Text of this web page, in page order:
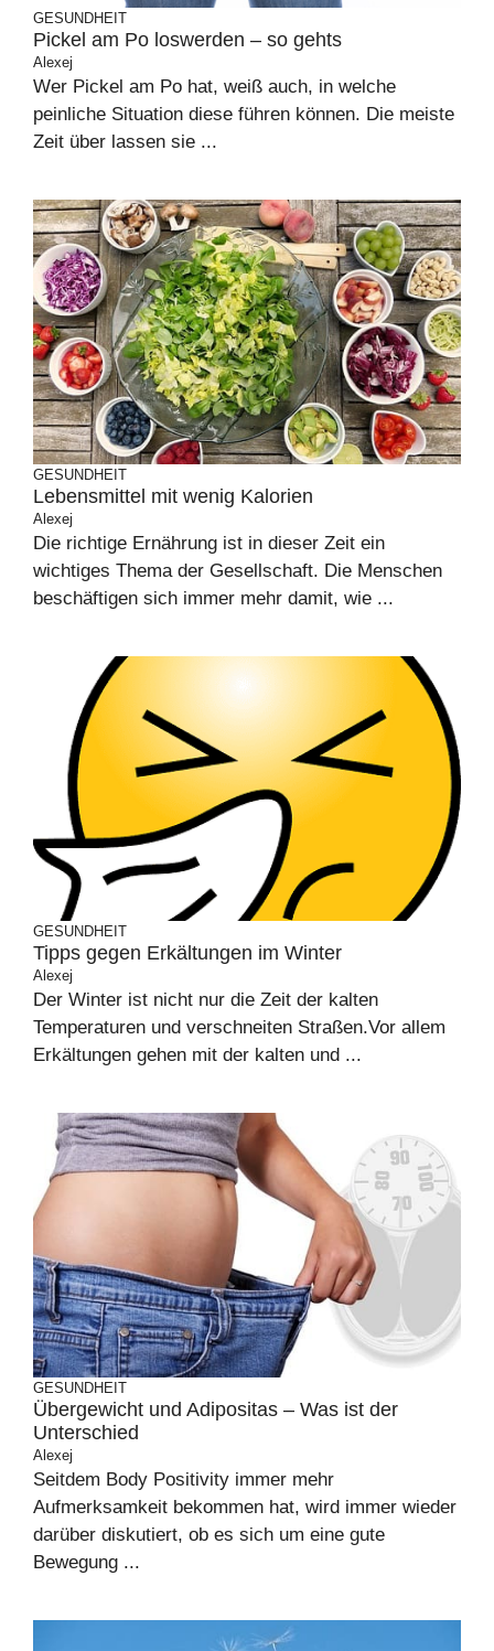
GESUNDHEIT
Pickel am Po loswerden – so gehts
Alexej
Wer Pickel am Po hat, weiß auch, in welche
peinliche Situation diese führen können. Die meiste
Zeit über lassen sie ...
GESUNDHEIT
Lebensmittel mit wenig Kalorien
Alexej
Die richtige Ernährung ist in dieser Zeit ein
wichtiges Thema der Gesellschaft. Die Menschen
beschäftigen sich immer mehr damit, wie ...
GESUNDHEIT
Tipps gegen Erkältungen im Winter
Alexej
Der Winter ist nicht nur die Zeit der kalten
Temperaturen und verschneiten Straßen.Vor allem
Erkältungen gehen mit der kalten und ...
GESUNDHEIT
Übergewicht und Adipositas – Was ist der
Unterschied
Alexej
Seitdem Body Positivity immer mehr
Aufmerksamkeit bekommen hat, wird immer wieder
darüber diskutiert, ob es sich um eine gute
Bewegung ...